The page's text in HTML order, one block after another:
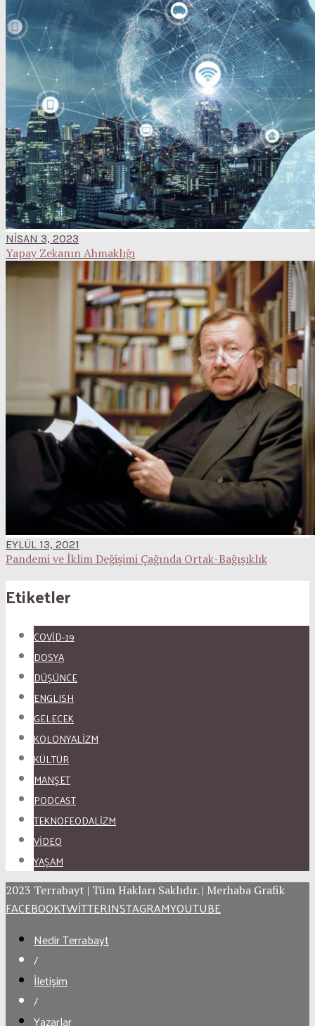
NISAN 3, 2023
Yapay Zekanın Ahmaklığı
EYLÜL 13, 2021
Pandemi ve İklim Değişimi Çağında Ortak-Bağışıklık
Etiketler
COVID-19
DOSYA
DÜŞÜNCE
ENGLISH
GELECEK
KOLONYALİZM
KÜLTÜR
MANŞET
PODCAST
TEKNOFEODALİZM
VİDEO
YAŞAM
2023 Terrabayt | Tüm Hakları Saklıdır. | Merhaba Grafik
FACEBOOKTWITTERINSTAGRAMYOUTUBE
Nedir Terrabayt
/
İletişim
/
Yazarlar